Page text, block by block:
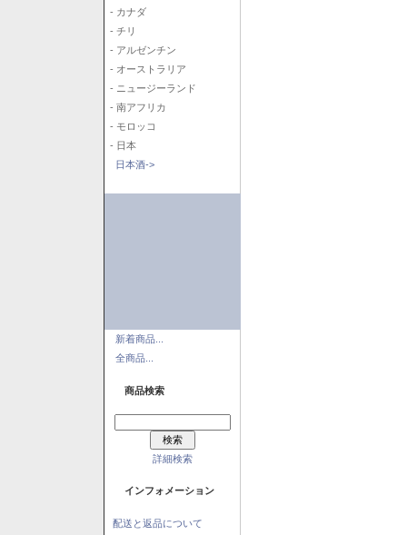
- カナダ
- チリ
- アルゼンチン
- オーストラリア
- ニュージーランド
- 南アフリカ
- モロッコ
- 日本
日本酒->
新着商品...
全商品...
商品検索
詳細検索
インフォメーション
配送と返品について